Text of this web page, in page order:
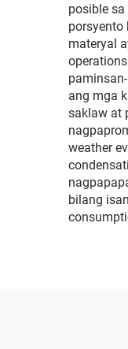
posible
porsyento
materyal
ang mga
saklaw at
weather
bilang